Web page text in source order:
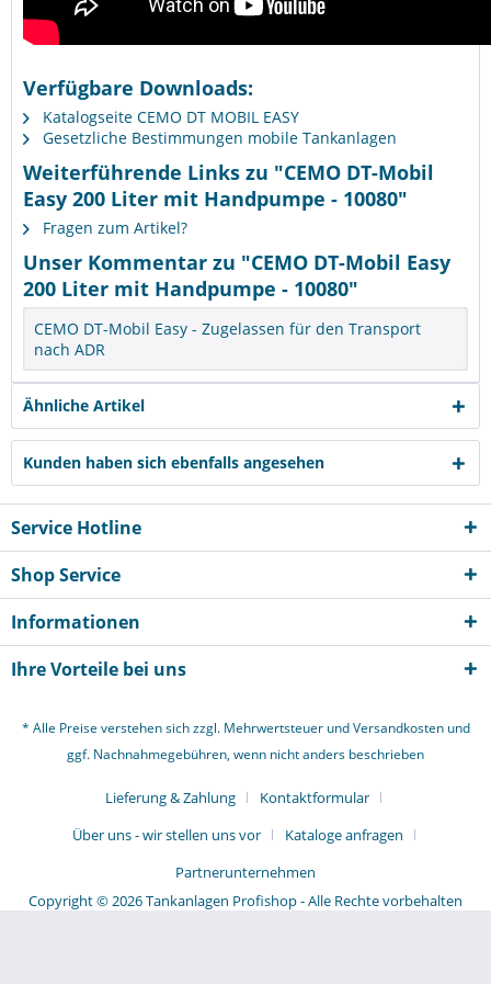
Verfügbare Downloads:
Katalogseite CEMO DT MOBIL EASY
Gesetzliche Bestimmungen mobile Tankanlagen
Weiterführende Links zu "CEMO DT-Mobil
Easy 200 Liter mit Handpumpe - 10080"
Fragen zum Artikel?
Unser Kommentar zu "CEMO DT-Mobil Easy
200 Liter mit Handpumpe - 10080"
CEMO DT-Mobil Easy - Zugelassen für den Transport
nach ADR
Ähnliche Artikel
Kunden haben sich ebenfalls angesehen
Service Hotline
Shop Service
Informationen
Ihre Vorteile bei uns
* Alle Preise verstehen sich zzgl. Mehrwertsteuer undVersandkostenund
ggf. Nachnahmegebühren, wenn nicht anders beschrieben
Lieferung & Zahlung
Kontaktformular
Über uns - wir stellen uns vor
Kataloge anfragen
Partnerunternehmen
Copyright © 2026 Tankanlagen Profishop - Alle Rechte vorbehalten